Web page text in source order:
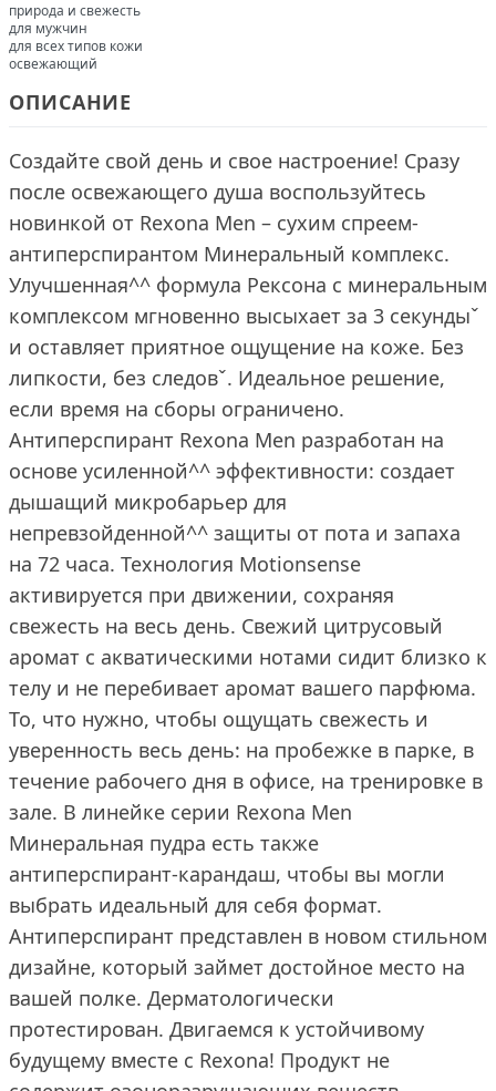
природа и свежесть
для мужчин
для всех типов кожи
освежающий
ОПИСАНИЕ
Создайте свой день и свое настроение! Сразу
после освежающего душа воспользуйтесь
новинкой от Rexona Men – сухим спреем-
антиперспирантом Минеральный комплекс.
Улучшенная^^ формула Рексона с минеральным
комплексом мгновенно высыхает за 3 секундыˇ
и оставляет приятное ощущение на коже. Без
липкости, без следовˇ. Идеальное решение,
если время на сборы ограничено.
Антиперспирант Rexona Men разработан на
основе усиленной^^ эффективности: создает
дышащий микробарьер для
непревзойденной^^ защиты от пота и запаха
на 72 часа. Технология Motionsense
активируется при движении, сохраняя
свежесть на весь день. Свежий цитрусовый
аромат с акватическими нотами сидит близко к
телу и не перебивает аромат вашего парфюма.
То, что нужно, чтобы ощущать свежесть и
уверенность весь день: на пробежке в парке, в
течение рабочего дня в офисе, на тренировке в
зале. В линейке серии Rexona Men
Минеральная пудра есть также
антиперспирант-карандаш, чтобы вы могли
выбрать идеальный для себя формат.
Антиперспирант представлен в новом стильном
дизайне, который займет достойное место на
вашей полке. Дерматологически
протестирован. Двигаемся к устойчивому
будущему вместе с Rexona! Продукт не